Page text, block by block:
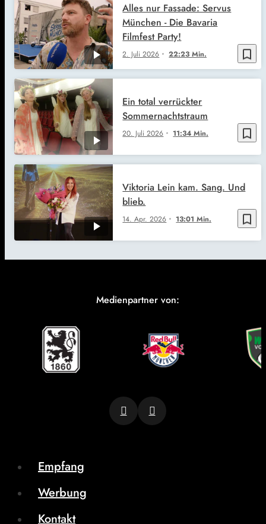
bookmark_border
2. Juli 2026 22:23 Min.
Alles nur Fassade: Servus
München - Die Bavaria
Filmfest Party!
bookmark_border
20. Juli 2026 11:34 Min.
Ein total verrückter
Sommernachtstraum
bookmark_border
14. Apr. 2026 13:01 Min.
Viktoria Lein kam. Sang. Und
blieb.
Medienpartner von:
Empfang
Werbung
Kontakt